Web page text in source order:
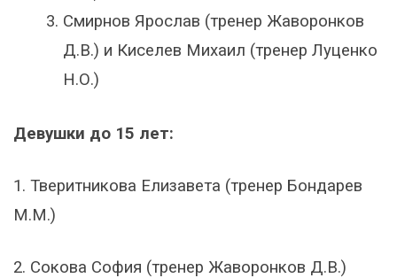
Смирнов Ярослав (тренер Жаворонков
Д.В.) и Киселев Михаил (тренер Луценко
Н.О.)
Девушки до 15 лет:
1. Тверитникова Елизавета (тренер Бондарев
М.М.)
2. Сокова София (тренер Жаворонков Д.В.)